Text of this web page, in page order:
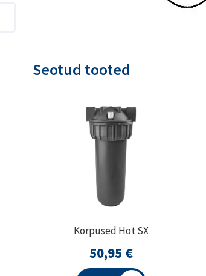
Seotud tooted
Korpused Hot SX
50,95 €